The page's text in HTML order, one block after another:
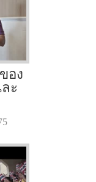
อง
ะ